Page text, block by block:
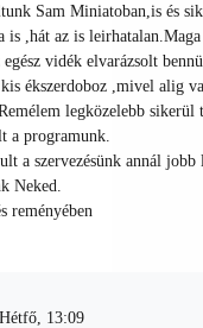
Sam Miniatoban,is és
is ,hát az is
vidék elvarázsolt
ékszerdoboz ,mivel alig
legközelebb sikerül
a programunk.
a szervezésünk annál jobb
Neked.
reményében
13:09